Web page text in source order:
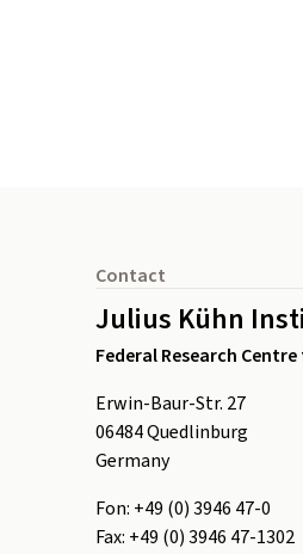
Contact
Julius Kühn
Federal Research
Erwin-Baur-Str. 27
06484Quedlinburg
Germany
Fon: +49 (0) 3946 47-0
Fax: +49 (0) 3946 47-1302